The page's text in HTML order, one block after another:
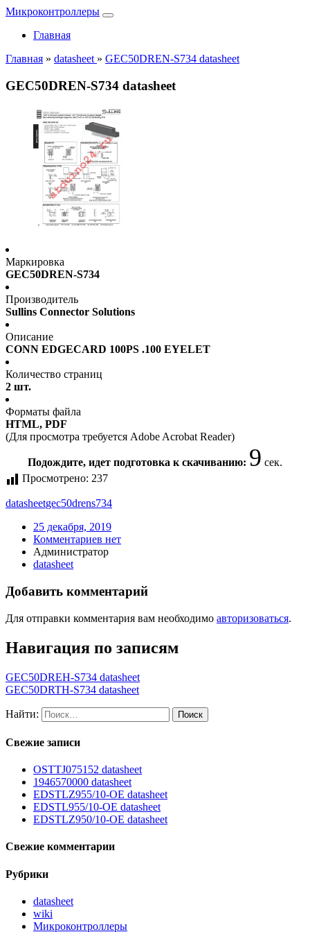
Микроконтроллеры
Главная
Главная » datasheet » GEC50DREN-S734 datasheet
GEC50DREN-S734 datasheet
Маркировка
GEC50DREN-S734
Производитель
Sullins Connector Solutions
Описание
CONN EDGECARD 100PS .100 EYELET
Количество страниц
2 шт.
Форматы файла
HTML, PDF
(Для просмотра требуется Adobe Acrobat Reader)
Подождите, идет подготовка к скачиванию: 9 сек.
Просмотрено: 237
datasheetgec50drens734
25 декабря, 2019
Комментариев нет
Администратор
datasheet
Добавить комментарий
Для отправки комментария вам необходимо авторизоваться.
Навигация по записям
GEC50DREH-S734 datasheet
GEC50DRTH-S734 datasheet
Найти:
Свежие записи
OSTTJ075152 datasheet
1946570000 datasheet
EDSTLZ955/10-OE datasheet
EDSTL955/10-OE datasheet
EDSTLZ950/10-OE datasheet
Свежие комментарии
Рубрики
datasheet
wiki
Микроконтроллеры